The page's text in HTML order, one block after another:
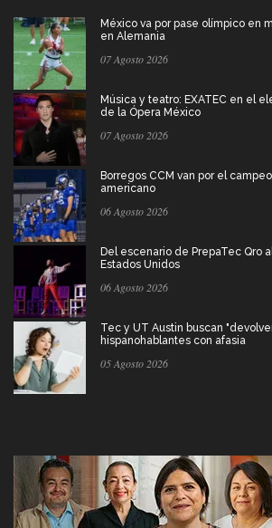
México va por pase olímpico en
en Alemania
07 Agosto 2026
Música y teatro: EXATEC en el
de la Ópera México
07 Agosto 2026
Borregos CCM van por el
americano
06 Agosto 2026
Del escenario de PrepaTec Qro
Estados Unidos
06 Agosto 2026
Tec y UT Austin buscan
hispanohablantes con afasia
05 Agosto 2026